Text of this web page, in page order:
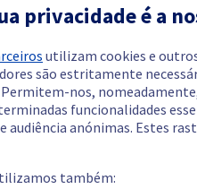
privacidade é a
utilizam cookies e
são estritamente
nos,
funcionalidades
audiência anónimas. Estes
também: